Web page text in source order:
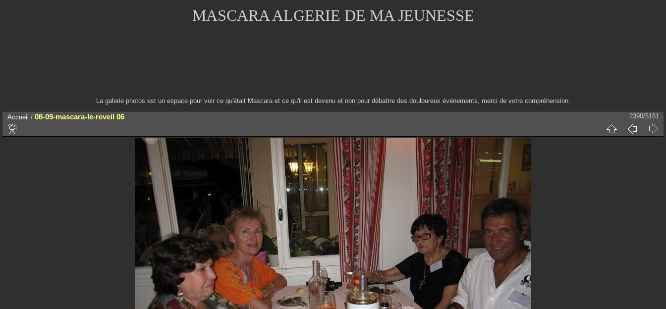
MASCARA ALGERIE DE MA JEUNESSE
La galerie photos est un espace pour voir ce qu'était Mascara et ce qu'il est devenu et non pour débattre des douloureux événements, merci de votre compréhension.
Accueil / 08-09-mascara-le-reveil 06 2390/5151